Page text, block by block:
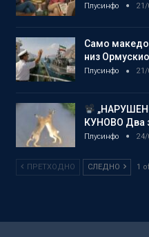
Плусинфо 21/
Само
низ
Плусинфо 21/
КУНОВО Два
Плусинфо 24/
ПРЕТХОДНО СЛЕДНО 1